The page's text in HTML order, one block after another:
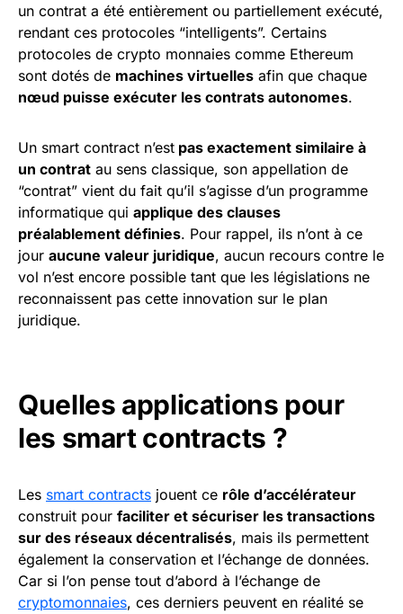
un contrat a été entièrement ou partiellement exécuté,
rendant ces protocoles “intelligents”. Certains
protocoles de crypto monnaies comme Ethereum
sont dotés de machines virtuelles afin que chaque
nœud puisse exécuter les contrats autonomes.
Un smart contract n’est pas exactement similaire à
un contrat au sens classique, son appellation de
“contrat” vient du fait qu’il s’agisse d’un programme
informatique qui applique des clauses
préalablement définies. Pour rappel, ils n’ont à ce
jour aucune valeur juridique, aucun recours contre le
vol n’est encore possible tant que les législations ne
reconnaissent pas cette innovation sur le plan
juridique.
Quelles applications pour
les smart contracts ?
Les smart contracts jouent ce rôle d’accélérateur
construit pour faciliter et sécuriser les transactions
sur des réseaux décentralisés, mais ils permettent
également la conservation et l’échange de données.
Car si l’on pense tout d’abord à l’échange de
cryptomonnaies, ces derniers peuvent en réalité se